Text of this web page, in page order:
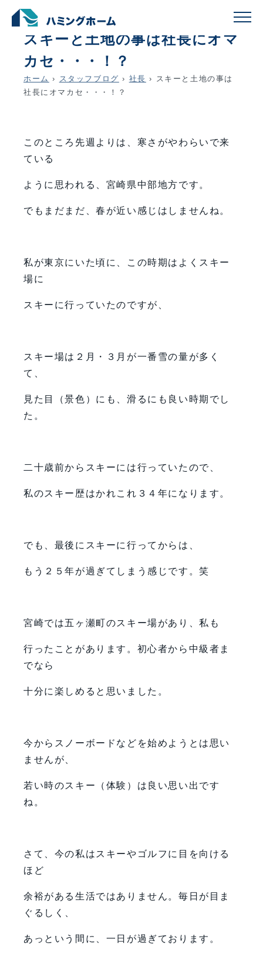
schedule
スキーと土地の事は社長にオマ
カセ・・・！？
ホーム › スタッフブログ › 社長 ›
スキーと土地の事は
社長にオマカセ・・・！？
このところ先週よりは、寒さがやわらいで来
ている
ように思われる、宮崎県中部地方です。
でもまだまだ、春が近い感じはしませんね。
私が東京にいた頃に、この時期はよくスキー
場に
スキーに行っていたのですが、
スキー場は２月・３月が一番雪の量が多く
て、
見た目（景色）にも、滑るにも良い時期でし
た。
二十歳前からスキーには行っていたので、
私のスキー歴はかれこれ３４年になります。
でも、最後にスキーに行ってからは、
もう２５年が過ぎてしまう感じです。笑
宮崎では五ヶ瀬町のスキー場があり、私も
行ったことがあります。初心者から中級者ま
でなら
十分に楽しめると思いました。
今からスノーボードなどを始めようとは思い
ませんが、
若い時のスキー（体験）は良い思い出です
ね。
さて、今の私はスキーやゴルフに目を向ける
ほど
余裕がある生活ではありません。毎日が目ま
ぐるしく、
あっという間に、一日が過ぎております。